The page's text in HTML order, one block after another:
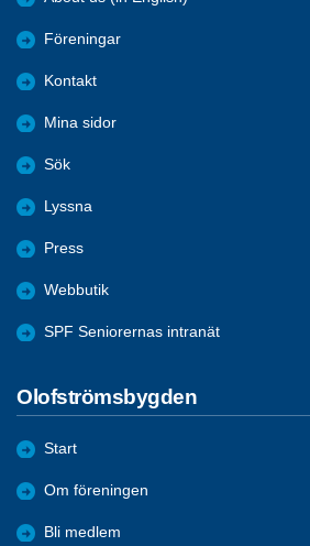
Föreningar
Kontakt
Mina sidor
Sök
Lyssna
Press
Webbutik
SPF Seniorernas intranät
Olofströmsbygden
Start
Om föreningen
Bli medlem